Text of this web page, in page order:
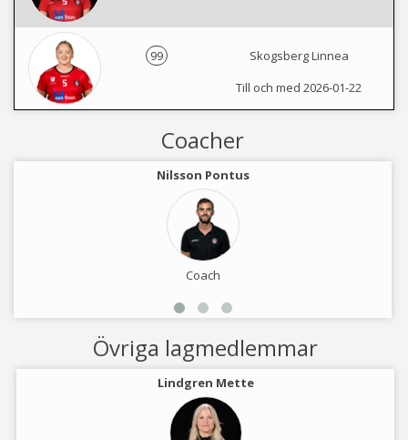
99
Skogsberg Linnea
Till och med 2026-01-22
Coacher
Nilsson Pontus
Coach
Övriga lagmedlemmar
Lindgren Mette